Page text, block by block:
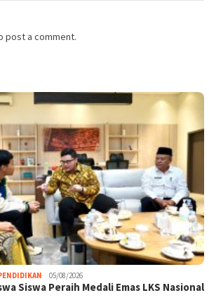
post a comment.
05/08/2026
Siswa Peraih Medali Emas LKS Nasional